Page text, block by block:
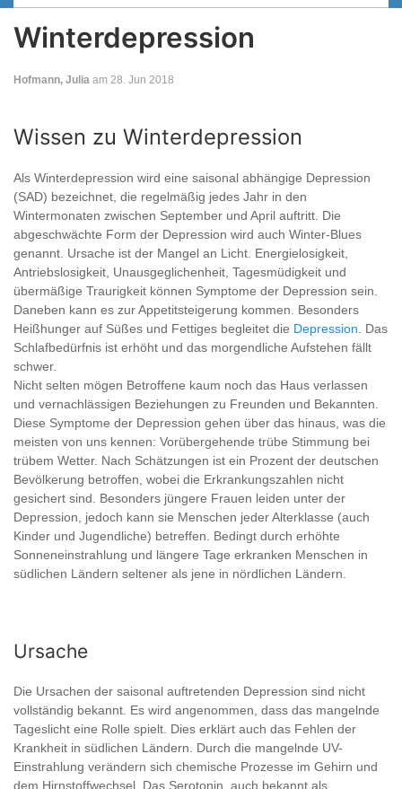
Winterdepression
Hofmann, Julia am 28. Jun 2018
Wissen zu Winterdepression
Als Winterdepression wird eine saisonal abhängige Depression
(SAD) bezeichnet, die regelmäßig jedes Jahr in den
Wintermonaten zwischen September und April auftritt. Die
abgeschwächte Form der Depression wird auch Winter-Blues
genannt. Ursache ist der Mangel an Licht. Energielosigkeit,
Antriebslosigkeit, Unausgeglichenheit, Tagesmüdigkeit und
übermäßige Traurigkeit können Symptome der Depression sein.
Daneben kann es zur Appetitsteigerung kommen. Besonders
Heißhunger auf Süßes und Fettiges begleitet die Depression . Das
Schlafbedürfnis ist erhöht und das morgendliche Aufstehen fällt
schwer.
Nicht selten mögen Betroffene kaum noch das Haus verlassen
und vernachlässigen Beziehungen zu Freunden und Bekannten.
Diese Symptome der Depression gehen über das hinaus, was die
meisten von uns kennen: Vorübergehende trübe Stimmung bei
trübem Wetter. Nach Schätzungen ist ein Prozent der deutschen
Bevölkerung betroffen, wobei die Erkrankungszahlen nicht
gesichert sind. Besonders jüngere Frauen leiden unter der
Depression, jedoch kann sie Menschen jeder Alterklasse (auch
Kinder und Jugendliche) betreffen. Bedingt durch erhöhte
Sonneneinstrahlung und längere Tage erkranken Menschen in
südlichen Ländern seltener als jene in nördlichen Ländern.
Ursache
Die Ursachen der saisonal auftretenden Depression sind nicht
vollständig bekannt. Es wird angenommen, dass das mangelnde
Tageslicht eine Rolle spielt. Dies erklärt auch das Fehlen der
Krankheit in südlichen Ländern. Durch die mangelnde UV-
Einstrahlung verändern sich chemische Prozesse im Gehirn und
dem Hirnstoffwechsel. Das Serotonin, auch bekannt als